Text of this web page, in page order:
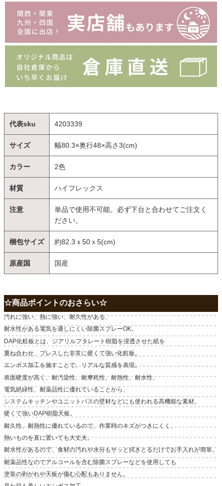
代表sku 4203339
サイズ 幅80.3×奥行48×高さ3(cm)
カラー 2色
材質 ハイフレックス
注意
単品で使用不可能。必ず下台と合わせてご注文く
ださい。
梱包サイズ 約82.3ｘ50ｘ5(cm)
原産国 国産
☆商品ポイントのおさらい☆
汚れに強い、熱に強い、耐久性がある、
耐水性がある電気を通しにくい除菌スプレーOK。
DAP化粧板とは、ジアリルフタレート樹脂を浸透させた紙を
重ね合わせ、プレスした非常に硬くて強い化粧板。
エンボス加工を施すことで、リアルな質感を表現。
表面硬度が高く、耐汚染性、耐摩耗性、耐熱性、耐水性、
電気絶緑性、耐薬品性に優れていることから、
システムキッチンやユニットバスの壁材などにも使われる高機能な素材。
硬くて強いDAP樹脂天板。
耐久性、耐熱性に優れているので、作業時のキズがつきにくく、
熱いものを直に置いても大丈夫。
耐水性があるので、食材の汚れや水分もサッと拭きとるだけでお手入れが簡単。
耐薬品性なのでアルコールを含む除菌スプレーなどを使用しても
塗装の剥がれや天板が傷む心配もありません。